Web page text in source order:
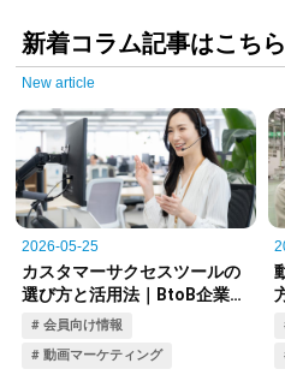
新着コラム記事はこちら
New article